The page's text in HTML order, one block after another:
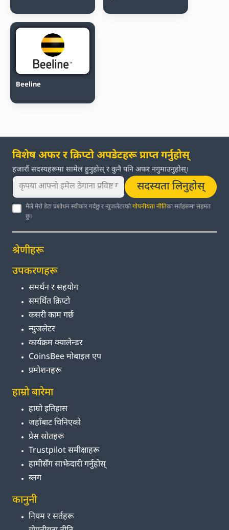
Beeline
विशेष अफर र क्रिप्टो अपडेटहरू प्राप्त गर्नुहोस्
हजारौं सदस्यहरूमा सामेल हुनुहोस् र कुनै पनि अफर नगुमाउनुहोस्।
सदस्यता लिनुहोस्
मैले मेरो डेटा प्रशोधन स्वीकार गर्दछु र न्यूजलेटरकोगोपनीयता नीतिका सर्तहरूमा सहमत
छु।
श्रेणीहरू
उपकरणहरू
समर्थन र सहयोग
समर्थित क्रिप्टो
कसरी काम गर्छ
न्युजलेटर
कार्यक्रम क्यालेन्डर
CoinsBee मोबाइल एप
प्रमोशनहरू
हाम्रो बारेमा
हाम्रो इतिहास
जहाँबाट चिनिएको
प्रेस स्रोतहरू
Trustpilot समीक्षाहरू
हामीसँग साझेदारी गर्नुहोस्
ब्लग
कानुनी
नियम र सर्तहरू